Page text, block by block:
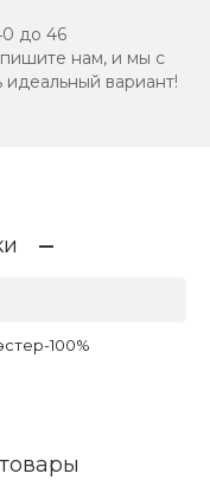
до 46
нам, и мы с
вариант!
100%